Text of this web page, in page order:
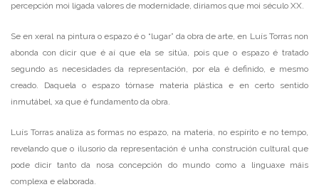
percepción moi ligada valores de modernidade, diriamos que moi século XX.
Se en xeral na pintura o espazo é o “lugar” da obra de arte, en Luís Torras non
abonda con dicir que é aí que ela se sitúa, pois que o espazo é tratado
segundo as necesidades da representación, por ela é definido, e mesmo
creado. Daquela o espazo tórnase materia plástica e en certo sentido
inmutábel, xa que é fundamento da obra.
Luís Torras analiza as formas no espazo, na materia, no espírito e no tempo,
revelando que o ilusorio da representación é unha construción cultural que
pode dicir tanto da nosa concepción do mundo como a linguaxe máis
complexa e elaborada.